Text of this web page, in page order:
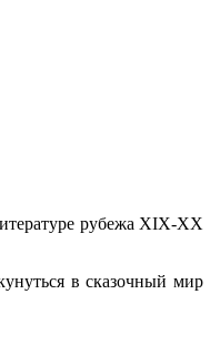
рубежа XIX-XX
в сказочный мир